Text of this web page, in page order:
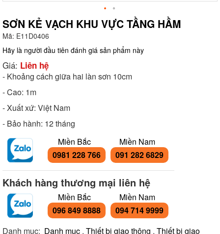
SƠN KẺ VẠCH KHU VỰC TẦNG HẦM
Mã: E11D0406
Hãy là người đầu tiên đánh giá sản phẩm này
Giá: Liên hệ
- Khoảng cách giữa hai làn sơn 10cm
- Cao: 1m
- Xuất xứ: Việt Nam
- Bảo hành: 12 tháng
Miền Bắc
0981 228 766
Miền Nam
091 282 6829
Khách hàng thương mại liên hệ
Miền Bắc
096 849 8888
Miền Nam
094 714 9999
Danh mục: Danh mục , Thiết bị giao thông , Thiết bị giao